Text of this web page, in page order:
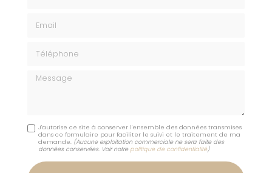
Message
J'autorise ce site à conserver l'ensemble des données transmises
dans ce formulaire pour faciliter le suivi et le traitement de ma
demande. (Aucune exploitation commerciale ne sera faite des
données conservées. Voir notre politique de confidentialité)